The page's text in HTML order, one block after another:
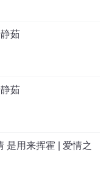
茹
茹
是用来挥霍 | 爱情之